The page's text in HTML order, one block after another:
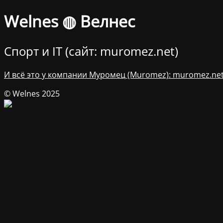
Welnes ◍ Велнес
Спорт и IT (cайт: muromez.net)
И всё это у компании Муромец (Muromez):
© Welnes 2025